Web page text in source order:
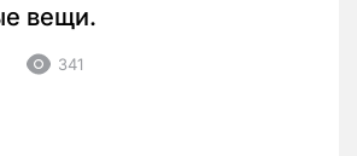
вещи.
341